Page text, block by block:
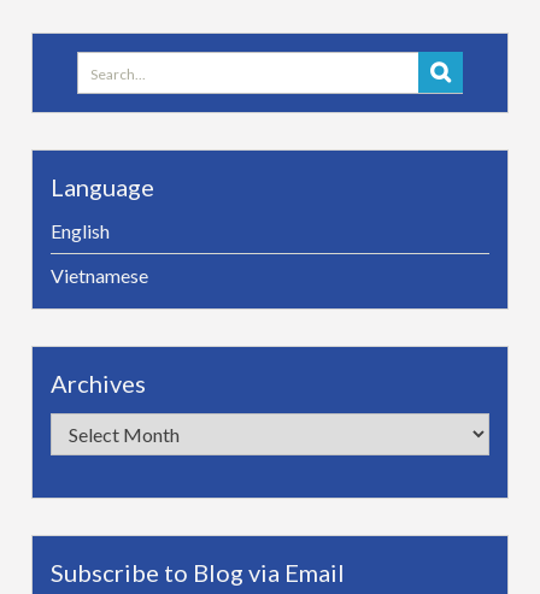
Search
for:
Language
English
Vietnamese
Archives
Archives
Subscribe to Blog via Email